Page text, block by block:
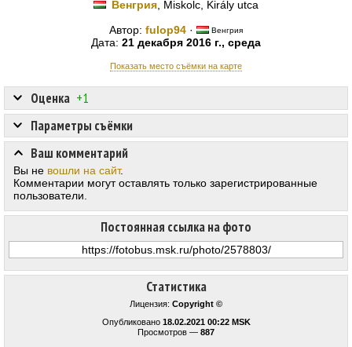
Венгрия , Miskolc, Király utca
Автор: fulop94 · Венгрия
Дата: 21 декабря 2016 г., среда
Показать место съёмки на карте
Статистика
Лицензия: Copyright ©
Опубликовано 18.02.2021 00:22 MSK
Просмотров — 887
Оценка +1
Постоянная ссылка на фото
Параметры съёмки
Ваш комментарий
Вы не вошли на сайт.
Комментарии могут оставлять только зарегистрированные
пользователи.